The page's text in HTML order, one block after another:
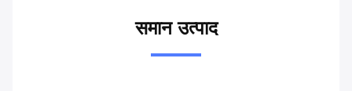
समान उत्पाद